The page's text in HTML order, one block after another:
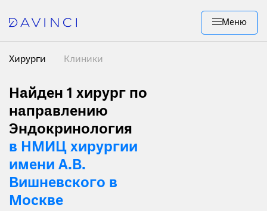
Меню
Хирурги Клиники
Найден 1 хирург по
направлению
Эндокринология
в НМИЦ хирургии
имени А.В.
Вишневского в
Москве